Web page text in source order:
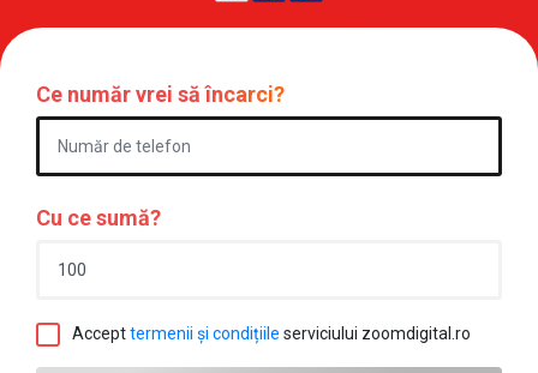
Ce număr vrei să încarci?
Cu ce sumă?
Accepttermenii și condițiile serviciului zoomdigital.ro